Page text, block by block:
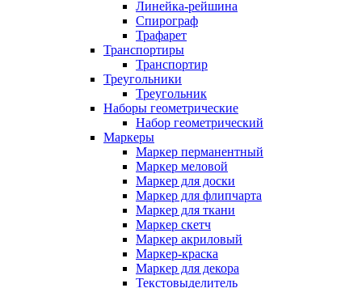
Линейка-рейшина
Спирограф
Трафарет
Транспортиры
Транспортир
Треугольники
Треугольник
Наборы геометрические
Набор геометрический
Маркеры
Маркер перманентный
Маркер меловой
Маркер для доски
Маркер для флипчарта
Маркер для ткани
Маркер скетч
Маркер акриловый
Маркер-краска
Маркер для декора
Текстовыделитель